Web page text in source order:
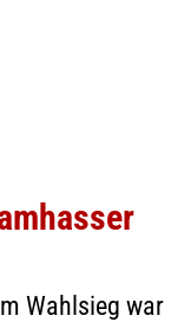
Wahlsieg war